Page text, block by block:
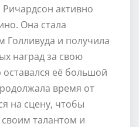
активно
Она стала
Голливуда и получила
наград за свою
оставался её большой
время от
на сцену, чтобы
талантом и